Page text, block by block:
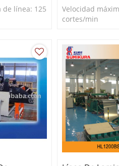
de línea: 125
Velocidad
cortes/min